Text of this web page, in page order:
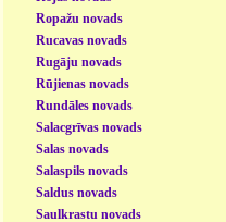
Ropažu novads
Rucavas novads
Rugāju novads
Rūjienas novads
Rundāles novads
Salacgrīvas novads
Salas novads
Salaspils novads
Saldus novads
Saulkrastu novads